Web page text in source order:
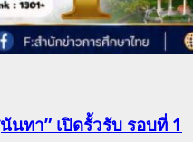
นทา” เปิดรั้วรับ รอบที่ 1